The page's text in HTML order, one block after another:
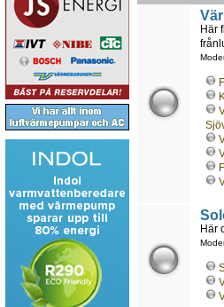
Här
Här